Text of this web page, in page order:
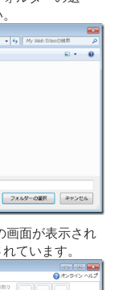
画面が表示され
ています。